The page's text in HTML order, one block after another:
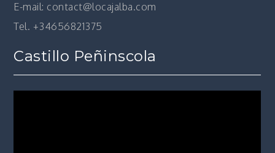
E-mail: contact@locajalba.com
Tel. +34656821375
Castillo Peñinscola